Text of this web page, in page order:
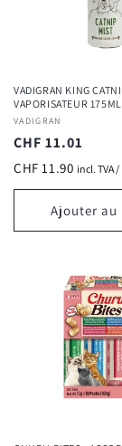
VADIGRAN KING
VAPORISATEUR 175ML
Fournisseur :
VADIGRAN
Prix
habituel
CHF 11.01
CHF 11.90 incl. TVA
Ajouter au